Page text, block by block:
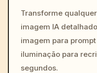
Transforme
imagem IA
imagem para
iluminação para
segundos.